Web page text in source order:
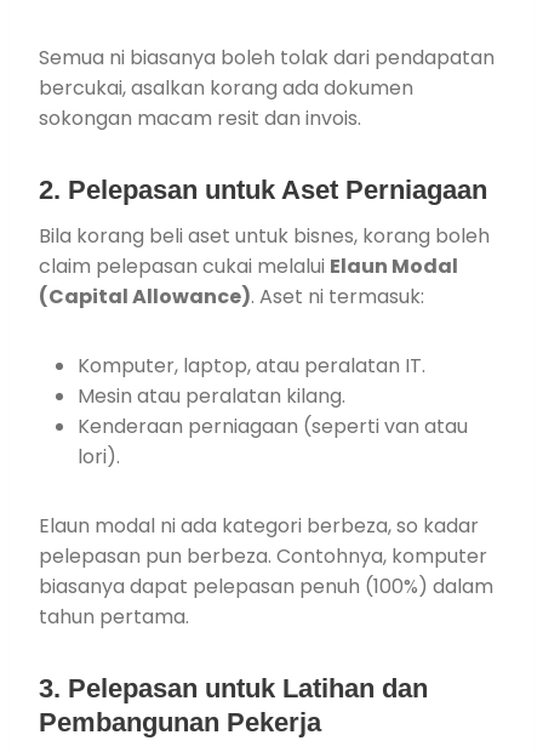
Semua ni biasanya boleh tolak dari pendapatan
bercukai, asalkan korang ada dokumen
sokongan macam resit dan invois.
2. Pelepasan untuk Aset Perniagaan
Bila korang beli aset untuk bisnes, korang boleh
claim pelepasan cukai melalui Elaun Modal
(Capital Allowance). Aset ni termasuk:
Komputer, laptop, atau peralatan IT.
Mesin atau peralatan kilang.
Kenderaan perniagaan (seperti van atau
lori).
Elaun modal ni ada kategori berbeza, so kadar
pelepasan pun berbeza. Contohnya, komputer
biasanya dapat pelepasan penuh (100%) dalam
tahun pertama.
3. Pelepasan untuk Latihan dan
Pembangunan Pekerja